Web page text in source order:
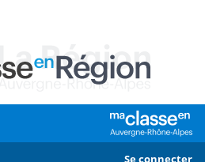
Se connecter